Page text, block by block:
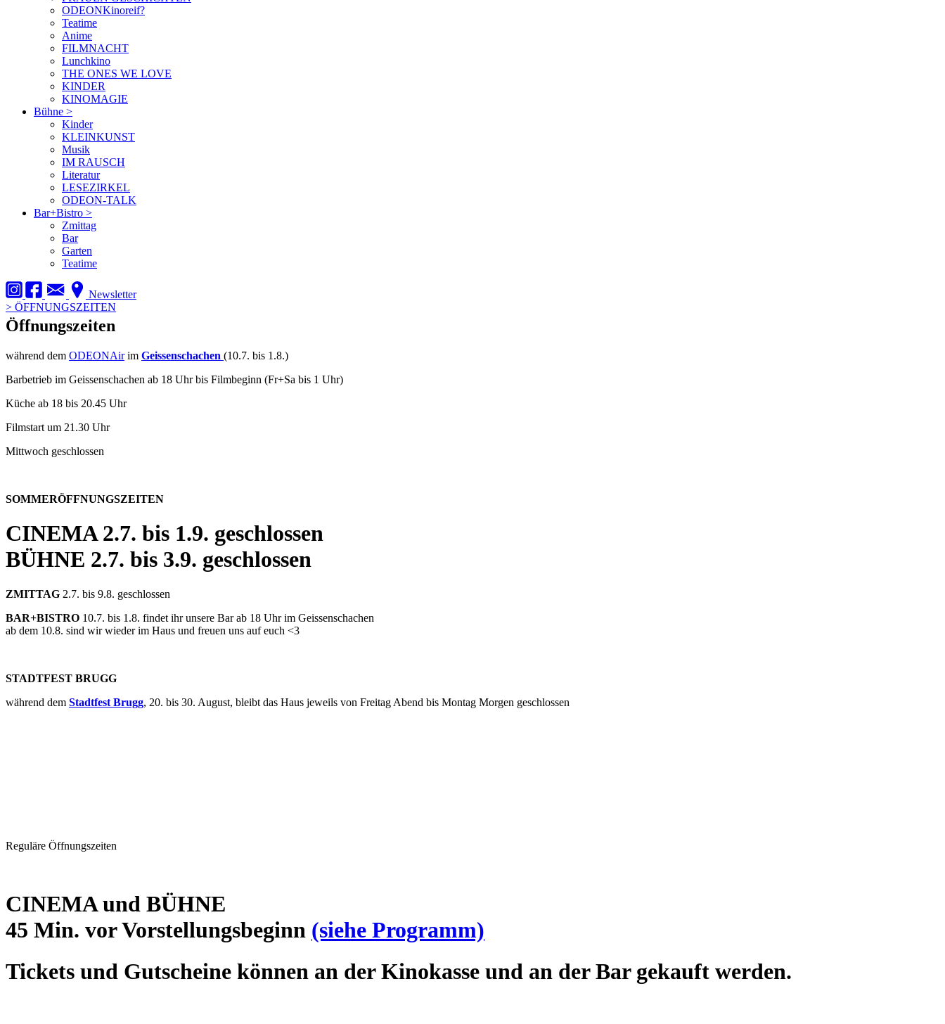
ODEONKinoreif?
Teatime
Anime
FILMNACHT
Lunchkino
THE ONES WE LOVE
KINDER
KINOMAGIE
Bühne >
Kinder
KLEINKUNST
Musik
IM RAUSCH
Literatur
LESEZIRKEL
ODEON-TALK
Bar+Bistro >
Zmittag
Bar
Garten
Teatime
Newsletter
> ÖFFNUNGSZEITEN
Öffnungszeiten
während dem ODEONAirim Geissenschachen (10.7. bis 1.8.)
Barbetrieb im Geissenschachen ab 18 Uhr bis Filmbeginn (Fr+Sa bis 1 Uhr)
Küche ab 18 bis 20.45 Uhr
Filmstart um 21.30 Uhr
Mittwoch geschlossen
SOMMERÖFFNUNGSZEITEN
CINEMA2.7. bis 1.9. geschlossen
BÜHNE 2.7. bis 3.9. geschlossen
ZMITTAG 2.7. bis 9.8. geschlossen
BAR+BISTRO 10.7. bis 1.8. findet ihr unsere Bar ab 18 Uhr im Geissenschachen
ab dem 10.8. sind wir wieder im Haus und freuen uns auf euch <3
STADTFEST BRUGG
während dem Stadtfest Brugg, 20. bis 30. August, bleibt das Haus jeweils von Freitag Abend bis Montag Morgen geschlossen
Reguläre Öffnungszeiten
CINEMA und BÜHNE
45 Min. vor Vorstellungsbeginn (siehe Programm)
Tickets und Gutscheine können an der Kinokasse und an der Bar gekauft werden.